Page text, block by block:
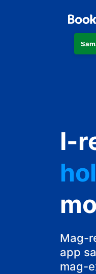
I-
Mag-
app
mag-